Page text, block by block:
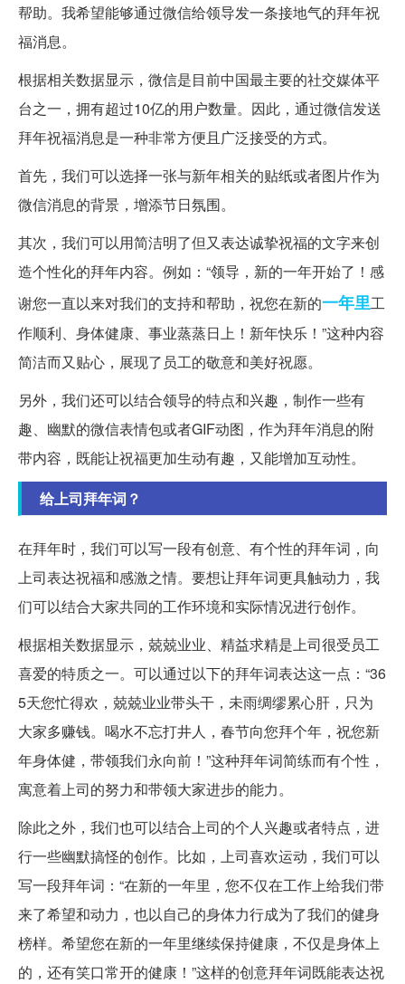
帮助。我希望能够通过微信给领导发一条接地气的拜年祝
福消息。
根据相关数据显示，微信是目前中国最主要的社交媒体平
台之一，拥有超过10亿的用户数量。因此，通过微信发送
拜年祝福消息是一种非常方便且广泛接受的方式。
首先，我们可以选择一张与新年相关的贴纸或者图片作为
微信消息的背景，增添节日氛围。
其次，我们可以用简洁明了但又表达诚挚祝福的文字来创
造个性化的拜年内容。例如：“领导，新的一年开始了！感
谢您一直以来对我们的支持和帮助，祝您在新的一年里工
作顺利、身体健康、事业蒸蒸日上！新年快乐！”这种内容
简洁而又贴心，展现了员工的敬意和美好祝愿。
另外，我们还可以结合领导的特点和兴趣，制作一些有
趣、幽默的微信表情包或者GIF动图，作为拜年消息的附
带内容，既能让祝福更加生动有趣，又能增加互动性。
给上司拜年词？
在拜年时，我们可以写一段有创意、有个性的拜年词，向
上司表达祝福和感激之情。要想让拜年词更具触动力，我
们可以结合大家共同的工作环境和实际情况进行创作。
根据相关数据显示，兢兢业业、精益求精是上司很受员工
喜爱的特质之一。可以通过以下的拜年词表达这一点：“36
5天您忙得欢，兢兢业业带头干，未雨绸缪累心肝，只为
大家多赚钱。喝水不忘打井人，春节向您拜个年，祝您新
年身体健，带领我们永向前！”这种拜年词简练而有个性，
寓意着上司的努力和带领大家进步的能力。
除此之外，我们也可以结合上司的个人兴趣或者特点，进
行一些幽默搞怪的创作。比如，上司喜欢运动，我们可以
写一段拜年词：“在新的一年里，您不仅在工作上给我们带
来了希望和动力，也以自己的身体力行成为了我们的健身
榜样。希望您在新的一年里继续保持健康，不仅是身体上
的，还有笑口常开的健康！”这样的创意拜年词既能表达祝